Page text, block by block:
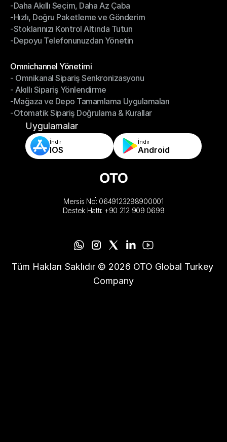
Depo Yönetimi
-Daha Akıllı Seçim, Daha Az Çaba
-Daha Akıllı Seçim, Daha Az Çaba
-Hızlı, Doğru Paketleme ve Gönderim
-Hızlı, Doğru Paketleme ve Gönderim
-Stoklarınızı Kontrol Altında Tutun
-Stoklarınızı Kontrol Altında Tutun
-Depoyu Telefonunuzdan Yönetin
Omnichannel Yönetimi
Omnichannel Yönetimi
- Omnikanal Sipariş Senkronizasyonu
- Omnikanal Sipariş Senkronizasyonu
- Akıllı Sipariş Yönlendirme
- Akıllı Sipariş Yönlendirme
-Mağaza ve Depo Tamamlama Uygulamaları
-Mağaza ve Depo Tamamlama Uygulamaları
-Otomatik Sipariş Doğrulama & Kurallar
-Otomatik Sipariş Doğrulama & Kurallar
Uygulamalar
İndir
IOS
İndir
Android
Mersis No: 0649123298900001
Destek Hattı: +90 212 909 0699
Tüm Hakları Saklıdır © 2026 OTO Global Turkey
Company